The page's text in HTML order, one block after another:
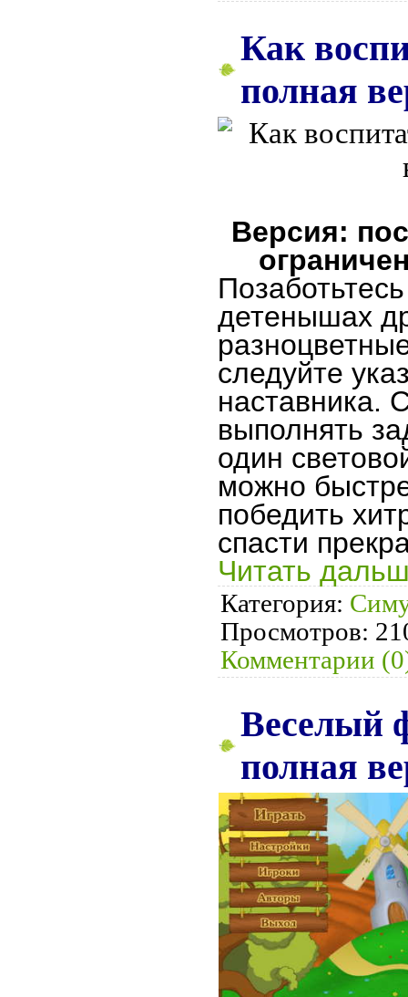
Как
полная
Версия:
детенышах
следуйте
наставника.
выполнять
один
можно
победить
спасти
Читать
Категория:
Просмотров:
Комментарии
Веселый
полная